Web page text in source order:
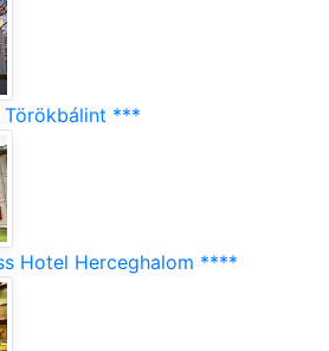
***
Hotel Herceghalom ****